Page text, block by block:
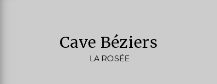
cave Béziers
LA ROSÉE